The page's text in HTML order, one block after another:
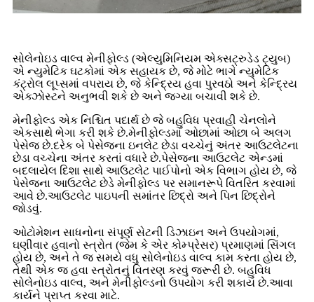
સોલેનોઇડ વાલ્વ મેનીફોલ્ડ (એલ્યુમિનિયમ એક્સટ્રુડેડ ટ્યુબ)
એ ન્યુમેટિક ઘટકોમાં એક સહાયક છે, જે મોટે ભાગે ન્યુમેટિક
કંટ્રોલ લૂપ્સમાં વપરાય છે, જે કેન્દ્રિય હવા પુરવઠો અને કેન્દ્રિય
એક્ઝોસ્ટને અનુભવી શકે છે અને જગ્યા બચાવી શકે છે.
મેનીફોલ્ડ એક નિશ્ચિત પદાર્થ છે જે બહુવિધ પ્રવાહી ચેનલોને
એકસાથે ભેગા કરી શકે છે.મેનીફોલ્ડમાં ઓછામાં ઓછા બે અલગ
પેસેજ છે.દરેક બે પેસેજના ઇનલેટ છેડા વચ્ચેનું અંતર આઉટલેટના
છેડા વચ્ચેના અંતર કરતાં વધારે છે.પેસેજના આઉટલેટ એન્ડમાં
બદલાયેલ દિશા સાથે આઉટલેટ પાઈપોનો એક વિભાગ હોય છે, જે
પેસેજના આઉટલેટ છેડે મેનીફોલ્ડ પર સમાનરૂપે વિતરિત કરવામાં
આવે છે.આઉટલેટ પાઇપની સમાંતર છિદ્રો અને પિન છિદ્રોને
જોડવું.
ઓટોમેશન સાધનોના સંપૂર્ણ સેટની ડિઝાઇન અને ઉપયોગમાં,
ઘણીવાર હવાનો સ્ત્રોત (જેમ કે એર કોમ્પ્રેસર) પ્રમાણમાં સિંગલ
હોય છે, અને તે જ સમયે વધુ સોલેનોઇડ વાલ્વ કામ કરતા હોય છે,
તેથી એક જ હવા સ્ત્રોતનું વિતરણ કરવું જરૂરી છે. બહુવિધ
સોલેનોઇડ વાલ્વ, અને મેનીફોલ્ડનો ઉપયોગ કરી શકાય છે.આવા
કાર્યને પ્રાપ્ત કરવા માટે.